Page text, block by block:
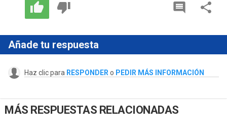
Añade tu respuesta
Haz clic para RESPONDER o PEDIR MÁS INFORMACIÓN
MÁS RESPUESTAS RELACIONADAS